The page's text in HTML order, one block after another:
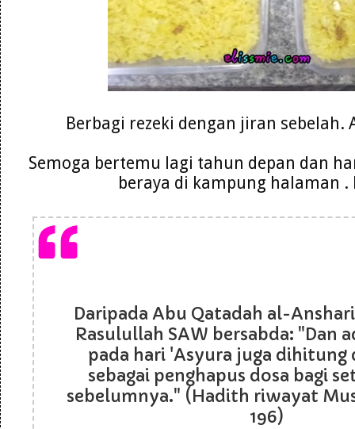
Berbagi rezeki dengan jiran
Semoga bertemu lagi tahun depan dan
beraya di kampung halaman
Daripada Abu Qatadah al-
Rasulullah SAW bersabda: "Dan
pada hari 'Asyura juga dihitung
sebagai penghapus dosa bagi
sebelumnya." (Hadith riwayat
196)